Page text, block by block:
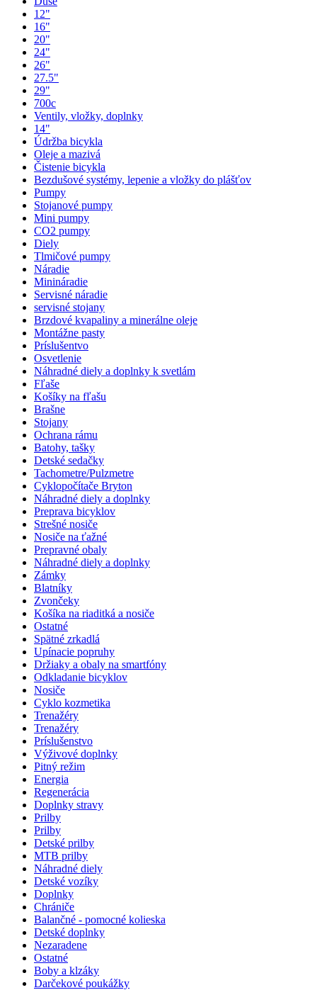
12"
16"
20"
24"
26"
27.5"
29"
700c
Ventily, vložky, doplnky
14"
Údržba bicykla
Oleje a mazivá
Čistenie bicykla
Bezdušové systémy, lepenie a vložky do plášťov
Pumpy
Stojanové pumpy
Mini pumpy
CO2 pumpy
Diely
Tlmičové pumpy
Náradie
Minináradie
Servisné náradie
servisné stojany
Brzdové kvapaliny a minerálne oleje
Montážne pasty
Príslušentvo
Osvetlenie
Náhradné diely a doplnky k svetlám
Fľaše
Košíky na fľašu
Brašne
Stojany
Ochrana rámu
Batohy, tašky
Detské sedačky
Tachometre/Pulzmetre
Cyklopočítače Bryton
Náhradné diely a doplnky
Preprava bicyklov
Strešné nosiče
Nosiče na ťažné
Prepravné obaly
Náhradné diely a doplnky
Zámky
Blatníky
Zvončeky
Košíka na riaditká a nosiče
Ostatné
Spätné zrkadlá
Upínacie popruhy
Držiaky a obaly na smartfóny
Odkladanie bicyklov
Nosiče
Cyklo kozmetika
Trenažéry
Trenažéry
Príslušenstvo
Výživové doplnky
Pitný režim
Energia
Regenerácia
Doplnky stravy
Prilby
Prilby
Detské prilby
MTB prilby
Náhradné diely
Detské vozíky
Doplnky
Chrániče
Balančné - pomocné kolieska
Detské doplnky
Nezaradene
Ostatné
Boby a klzáky
Darčekové poukážky